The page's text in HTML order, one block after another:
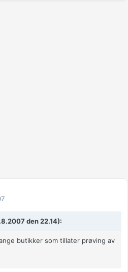
den 22.14):
butikker som tillater prøving av